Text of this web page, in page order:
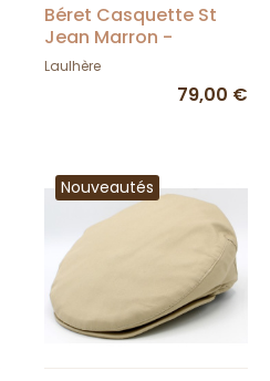
Béret Casquette St
Jean Marron -
Laulhère
Laulhère
79,00 €
Nouveautés